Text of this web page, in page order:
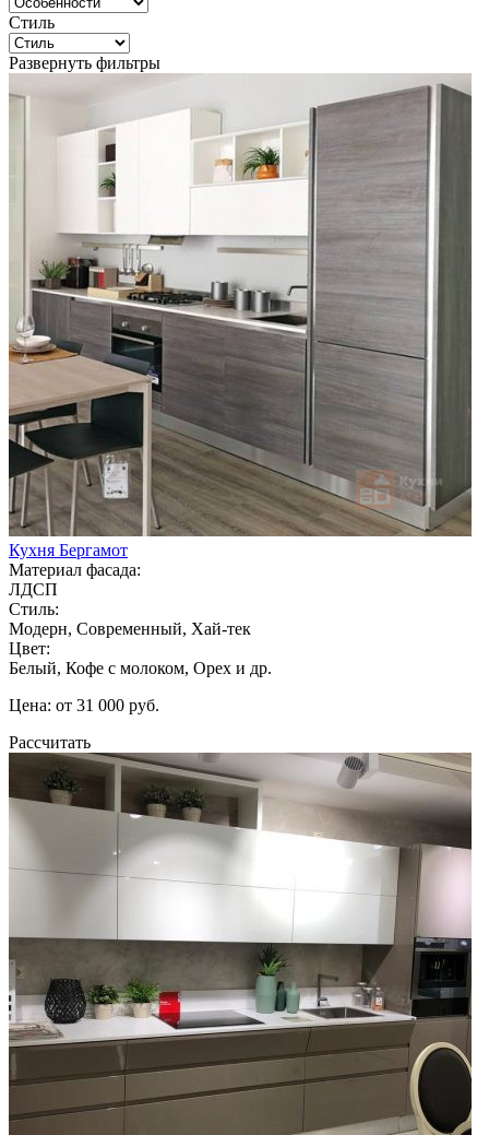
Стиль
Развернуть фильтры
Кухня Бергамот
Материал фасада:
ЛДСП
Стиль:
Модерн, Современный, Хай-тек
Цвет:
Белый, Кофе с молоком, Орех и др.
Цена: от 31 000 руб.
Рассчитать